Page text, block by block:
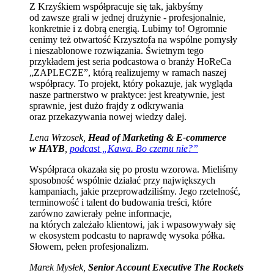
Z Krzyśkiem współpracuje się tak, jakbyśmy
od zawsze grali w jednej drużynie - profesjonalnie,
konkretnie i z dobrą energią. Lubimy to! Ogromnie
cenimy też otwartość Krzysztofa na wspólne pomysły
i nieszablonowe rozwiązania. Świetnym tego
przykładem jest seria podcastowa o branży HoReCa
„ZAPLECZE”, którą realizujemy w ramach naszej
współpracy. To projekt, który pokazuje, jak wygląda
nasze partnerstwo w praktyce: jest kreatywnie, jest
sprawnie, jest dużo frajdy z odkrywania
oraz przekazywania nowej wiedzy dalej.
Lena Wrzosek, Head of Marketing & E-commerce
w HAYB podcast „Kawa. Bo czemu nie?”
Współpraca okazała się po prostu wzorowa. Mieliśmy
sposobność wspólnie działać przy największych
kampaniach, jakie przeprowadziliśmy. Jego rzetelność,
terminowość i talent do budowania treści, które
zarówno zawierały pełne informacje,
na których zależało klientowi, jak i wpasowywały się
w ekosystem podcastu to naprawdę wysoka półka.
Słowem, pełen profesjonalizm.
Marek Mysłek, Senior Account Executive The Rockets